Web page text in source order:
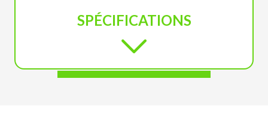
SPÉCIFICATIONS